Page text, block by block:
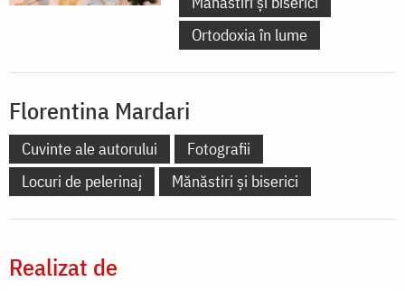
Ortodoxia în lume
Florentina Mardari
Cuvinte ale autorului
Fotografii
Locuri de pelerinaj
Mănăstiri și biserici
Realizat de